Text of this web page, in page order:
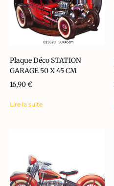
Plaque Déco STATION
GARAGE 50 X 45 CM
16,90€
Lire la suite